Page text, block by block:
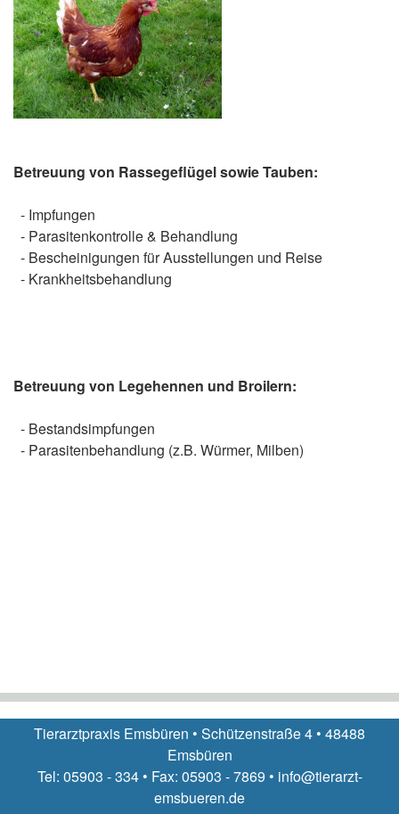
Betreuung von Rassegeflügel sowie Tauben:
- Impfungen
- Parasitenkontrolle & Behandlung
- Bescheinigungen für Ausstellungen und Reise
- Krankheitsbehandlung
Betreuung von Legehennen und Broilern:
- Bestandsimpfungen
- Parasitenbehandlung (z.B. Würmer, Milben)
Tierarztpraxis Emsbüren • Schützenstraße 4 • 48488
Emsbüren
Tel: 05903 - 334 • Fax: 05903 - 7869 • info@tierarzt-
emsbueren.de